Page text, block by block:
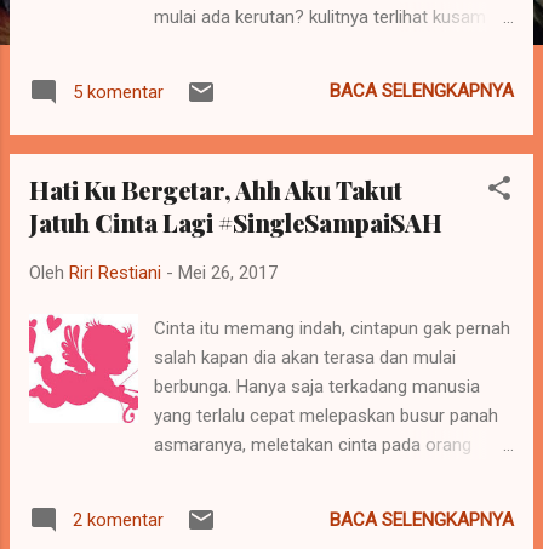
mulai ada kerutan? kulitnya terlihat kusam
kesehatan kulitnya secara mendetail,
dibanding kaum pria, karena perempuan lebih
sebenarnya proses penuaan itu adalah
proses wajar dalam kehidupan kita, namun
sedini mungkin, nah makanan juga salah satu
kesehatan kulit. Beberapa hari yang lalu,
tepatnya tanggal 23 Mei 2017 saya bersama
blogger cihuy lainya turut hadir dalam acara
grand launching Jaringan Restoran Tsukada
Nojo yang meresmikan Gerai Bijin Nabe
pecinta masakan Jepang di Jakarta, B ijin
5 komentar BACA SELENGKAPNYA
Hati Ku Bergetar, Ahh Aku Takut
Jatuh Cinta Lagi #SingleSampaiSAH
Oleh Riri Restiani - Mei 26, 2017
Cinta itu memang indah, cintapun gak pernah
salah kapan dia akan terasa dan mulai
berbunga. Hanya saja terkadang manusia
yang terlalu cepat melepaskan busur panah
asmaranya, meletakan cinta pada orang
ingin menjadi lebih baru, hidup ku memang
2 komentar BACA SELENGKAPNYA